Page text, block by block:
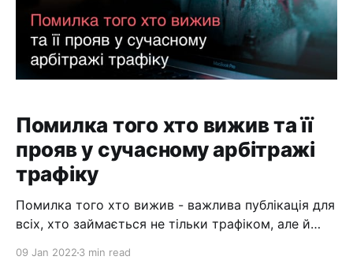
Помилка того хто вижив та її
прояв у сучасному арбітражі
трафіку
Помилка того хто вижив - важлива публікація для
всіх, хто займається не тільки трафіком, але й
09 Jan 2022 3 min read